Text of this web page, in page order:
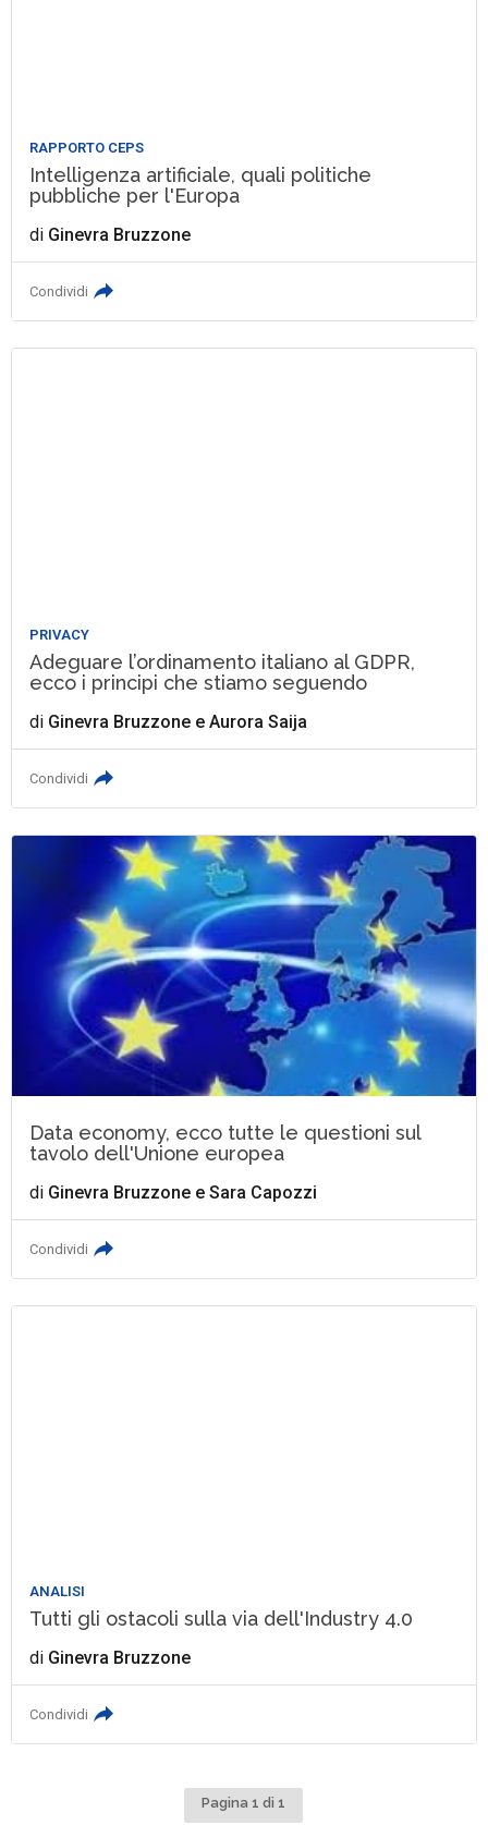
RAPPORTO CEPS
Intelligenza artificiale, quali politiche
pubbliche per l'Europa
di Ginevra Bruzzone
Condividi
PRIVACY
Adeguare l’ordinamento italiano al GDPR,
ecco i principi che stiamo seguendo
di Ginevra Bruzzone eAurora Saija
Condividi
Data economy, ecco tutte le questioni sul
tavolo dell'Unione europea
di Ginevra Bruzzone eSara Capozzi
Condividi
ANALISI
Tutti gli ostacoli sulla via dell'Industry 4.0
di Ginevra Bruzzone
Condividi
Pagina 1 di 1